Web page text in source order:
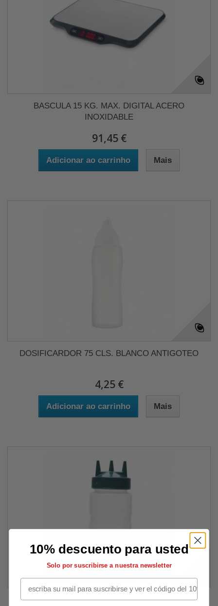
BASCULA 15 KG. MAX. DIGITAL ACERO
INOXIDABLE
91,45 €
Adicionar ao carrinho Mais
DOSIFICARDOR 75 CLS. BLANCO ANTIGOTEO
4,25 €
Adicionar ao carrinho Mais
BIBERON DOSIFICADOR 3 SALIDAS PLASTICO
10% descuento para usted
Solo por suscribirse a nuestra newsletter